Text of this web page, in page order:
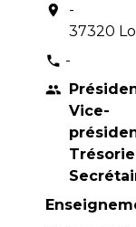
location_on
-
37320
phone -
people
Vice-